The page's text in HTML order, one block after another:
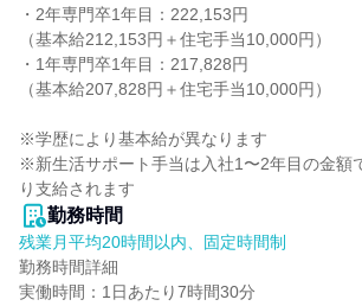
・2年専門卒1年目：222,153円
（基本給212,153円＋住宅手当10,000円）
・1年専門卒1年目：217,828円
（基本給207,828円＋住宅手当10,000円）
※学歴により基本給が異なります
※新生活サポート手当は入社1〜2年目の金額
り支給されます
勤務時間
残業月平均20時間以内、固定時間制
勤務時間詳細
実働時間：1日あたり7時間30分